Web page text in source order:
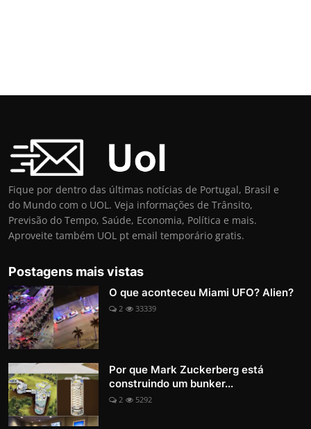
Fique por dentro das últimas notícias de Portugal, Brasil e
do Mundo com o UOL. Veja informações de Trânsito,
Previsão do Tempo, Saúde, Economia, Política e mais.
Aproveite também UOL pt email temporário gratis.
Postagens mais vistas
O que aconteceu Miami UFO? Alien?
2 33339
Por que Mark Zuckerberg está
construindo um bunker...
2 5292